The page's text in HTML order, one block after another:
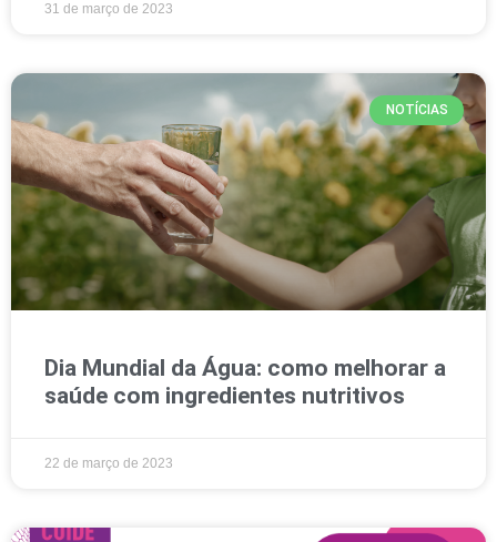
31 de março de 2023
NOTÍCIAS
Dia Mundial da Água: como melhorar a
saúde com ingredientes nutritivos
22 de março de 2023